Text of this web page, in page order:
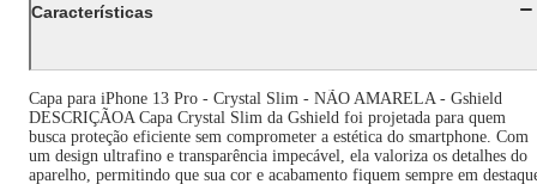
Características
Capa para iPhone 13 Pro - Crystal Slim - NÃO AMARELA - Gshield
DESCRIÇÃOA Capa Crystal Slim da Gshield foi projetada para quem
busca proteção eficiente sem comprometer a estética do smartphone. Com
um design ultrafino e transparência impecável, ela valoriza os detalhes do
aparelho, permitindo que sua cor e acabamento fiquem sempre em